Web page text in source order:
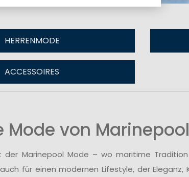
HERRENMODE
ACCESSOIRES
Mode von
der Marinepool Mode – wo maritime
für einen modernen Lifestyle, der